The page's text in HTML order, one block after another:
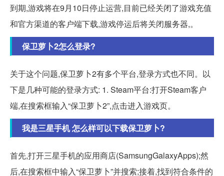
到期,游戏将在9月10日停止运营,目前已经关闭了游戏充值
和官方渠道的客户端下载,游戏停运后将关闭服务器,。
保卫萝卜2怎么登录?
关于这个问题,保卫萝卜2有多个平台,登录方式也不同。以
下是几种可能的登录方式: 1. Steam平台:打开Steam客户
端,在搜索框输入“保卫萝卜2”,点击进入游戏页。
我是三星手机 怎么样可以下载保卫萝卜?
首先,打开三星手机的应用商店(SamsungGalaxyApps);然
后,在搜索框中输入“保卫萝卜”并搜索;接着,找到符合条件的